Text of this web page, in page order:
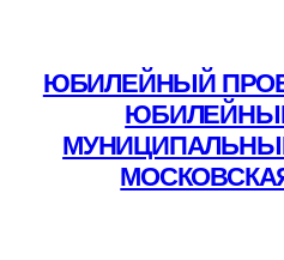
ЮБИЛЕЙНЫЙ